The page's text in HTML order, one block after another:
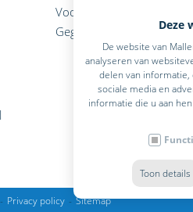
Voorwaarden
Gegevens
Privacy policy Sitemap
Deze
De website van
analyseren van
delen van informatie,
sociale media en
informatie die u aan
Toon details